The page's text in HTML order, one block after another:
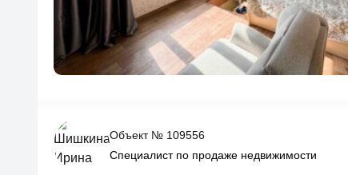
Объект № 109556
Специалист по продаже недвижимости